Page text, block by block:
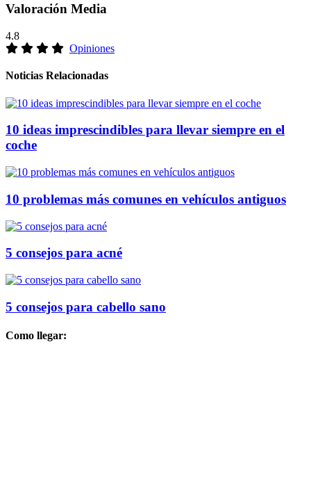
Valoración Media
4.8
Opiniones
Noticias Relacionadas
10 ideas imprescindibles para llevar siempre en el
coche
10 problemas más comunes en vehículos antiguos
5 consejos para acné
5 consejos para cabello sano
Como llegar: